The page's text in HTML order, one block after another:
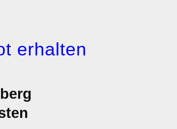
erhalten